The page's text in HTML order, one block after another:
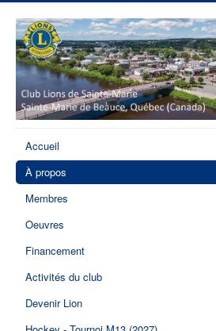
Accueil
À propos
Membres
Oeuvres
Financement
Activités du club
Devenir Lion